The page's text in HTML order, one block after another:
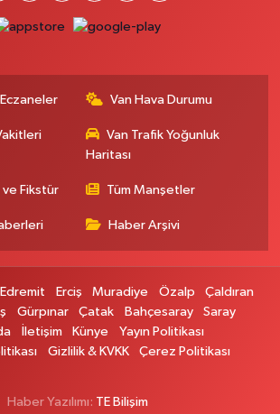
Yol Tarifi Al
KARŞ.NO:1C
Yol Tarifi Al
Galericiler Sitesi Yanı No:43
Yol Tarifi Al
CESUR MAH. VALİ MÜNİR KARALOĞLU
Yol Tarifi Al
CAD.NO:12
Van Hava Durumu
Van Trafik Yoğunluk
Haritası
ve Fikstür Tüm Manşetler
Haber Arşivi
Edremit Erciş Muradiye Özalp
Çaldıran
Gürpınar Çatak Bahçesaray
Saray
İletişim Künye
Yayın Politikası
Gizlilik & KVKK Çerez Politikası
Haber Yazılımı: TE Bilişim